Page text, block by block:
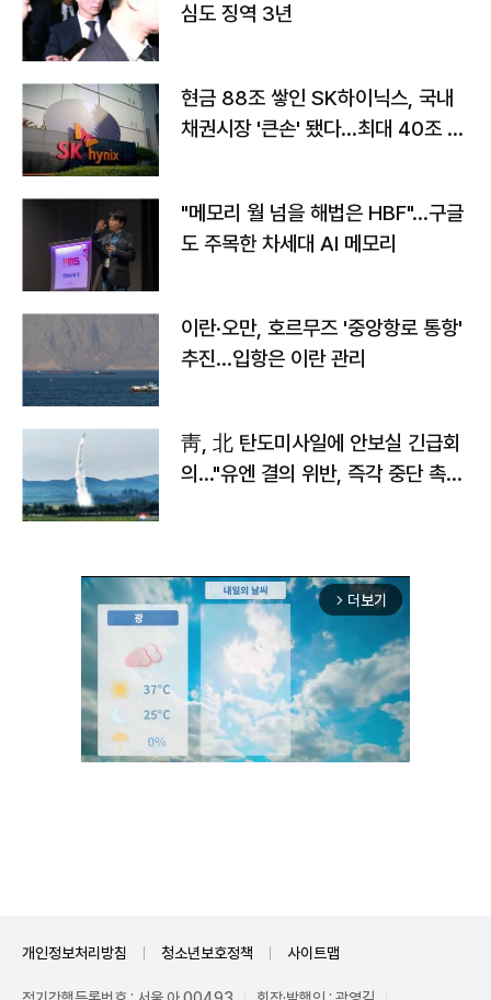
심도 징역 3년
현금 88조 쌓인 SK하이닉스, 국내
채권시장 '큰손' 됐다…최대 40조 투
"메모리 월 넘을 해법은 HBF"…구글
도 주목한 차세대 AI 메모리
이란·오만, 호르무즈 '중앙항로 통항'
추진…입항은 이란 관리
靑, 北 탄도미사일에 안보실 긴급회
의…"유엔 결의 위반, 즉각 중단 촉
arrow_forward_ios 더보기
개인정보처리방침 청소년보호정책 사이트맵